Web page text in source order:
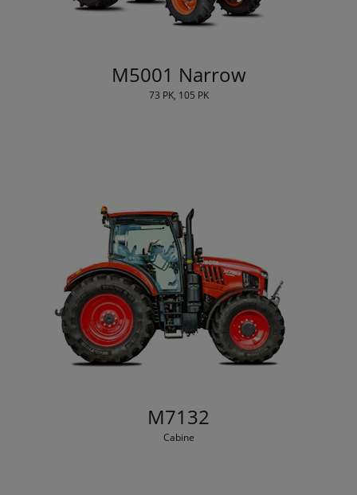
M5001 Narrow
73 PK, 105 PK
M7132
Cabine